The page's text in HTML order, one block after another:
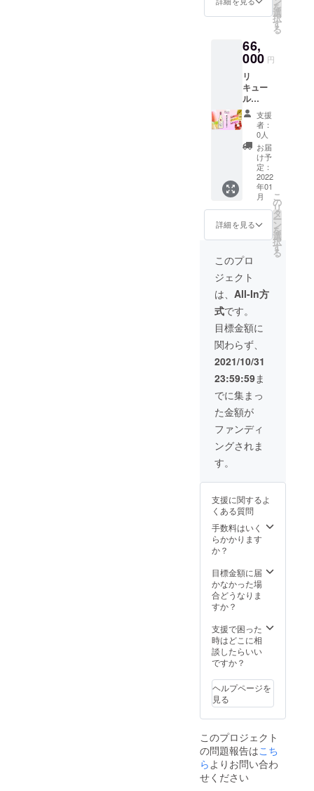
すが、
開栓後
お届け
は常温
便でお
送りさ
せて頂
きま
す。
でもう1
種フ
ルーツ
果汁を
使用 ア
ルコー
ル度数
5~8%予
Texture
桃,バナ
ナの
ピュー
レとラ
イチ果
汁を使
用 アル
5~8%予
通 -お召
し上が
ロッ
ク・
ソーダ
割がお
ススメ -
法 常温
保管も
可能で
すが、
開栓後
は要冷
蔵保存
4本) -
Jumpie
HOPを
使用し
た蒸留
酒に白
ブドウ,
和梨,パ
イナッ
プルの
果汁を
使用 ア
ルコー
ル度数
5~8%を
予定 -
Sour
Tune リ
ンゴ,み
Secret
でもう1
種フ
ルーツ
果汁を
使用 ア
ルコー
ル度数
5~8%を
予定 -
Texture
桃,バナ
ナの
ピュー
レとラ
イチ果
汁を使
用 アル
5~8%を
予定 〇
共通 -お
召し上
がり方
ロッ
割がお
ススメ -
保管方
奨 常温
保管も
可能で
すが、
は要冷
蔵保存 *
お届け
は常温
送りさ
せて頂
きま
す。
を
選
択
す
る
66,
000 円
リ
キュー
ル
720ml
24本
(3種各8
本)
(Jumpi
est Hop
8本、
Sour
Tune 8
本、
Texture
8本) -
Jumpie
st Hop
HOPを
使用し
た蒸留
酒に白
ブドウ,
和梨,パ
イナッ
プルの
果汁を
使用 ア
ルコー
ル度数
5~8%を
予定 -
Sour
Tune リ
ンゴ,み
Secret
種フ
ルーツ
果汁を
使用 ア
ルコー
5~8%を
予定 -
Texture
桃,バナ
ピュー
レとラ
イチ果
汁を使
コール
度数
5~8%を
予定 〇
召し上
がり方
ロッ
ク・
ソーダ
支援
者：
0人
お届
け予
定：
2022
年01
月
詳細を見る
こ
の
リ
タ
ー
ン
を
選
択
す
る
このプロ
ジェクト
は、 All-In方
式です。
目標金額に
関わらず、
2021/10/31
23:59:59ま
でに集まっ
た金額が
ファンディ
ングされま
す。
支援に関するよ
くある質問
手数料はいく
らかかります
か？
目標金額に届
かなかった場
合どうなりま
すか？
支援で困った
時はどこに相
談したらいい
ですか？
ヘルプページを
見る
このプロジェクト
の問題報告はこち
ら よりお問い合わ
せください